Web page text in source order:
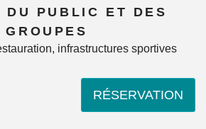
DU PUBLIC ET DES
GROUPES
infrastructures sportives
RÉSERVATION